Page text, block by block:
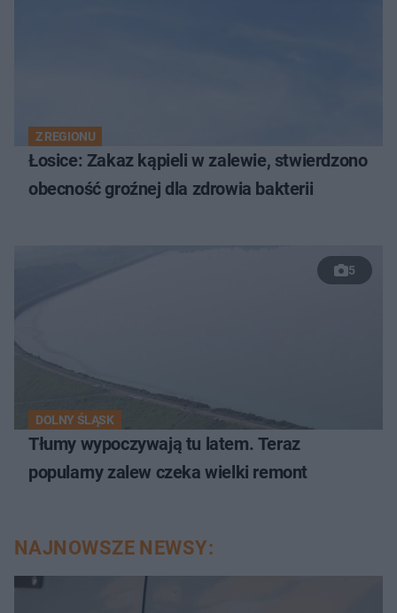
Z REGIONU
Łosice: Zakaz kąpieli w zalewie, stwierdzono
obecność groźnej dla zdrowia bakterii
5
DOLNY ŚLĄSK
Tłumy wypoczywają tu latem. Teraz
popularny zalew czeka wielki remont
NAJNOWSZE NEWSY: